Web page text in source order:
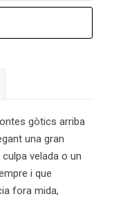
gòtics arriba
una gran
velada o un
i que
fora mida,